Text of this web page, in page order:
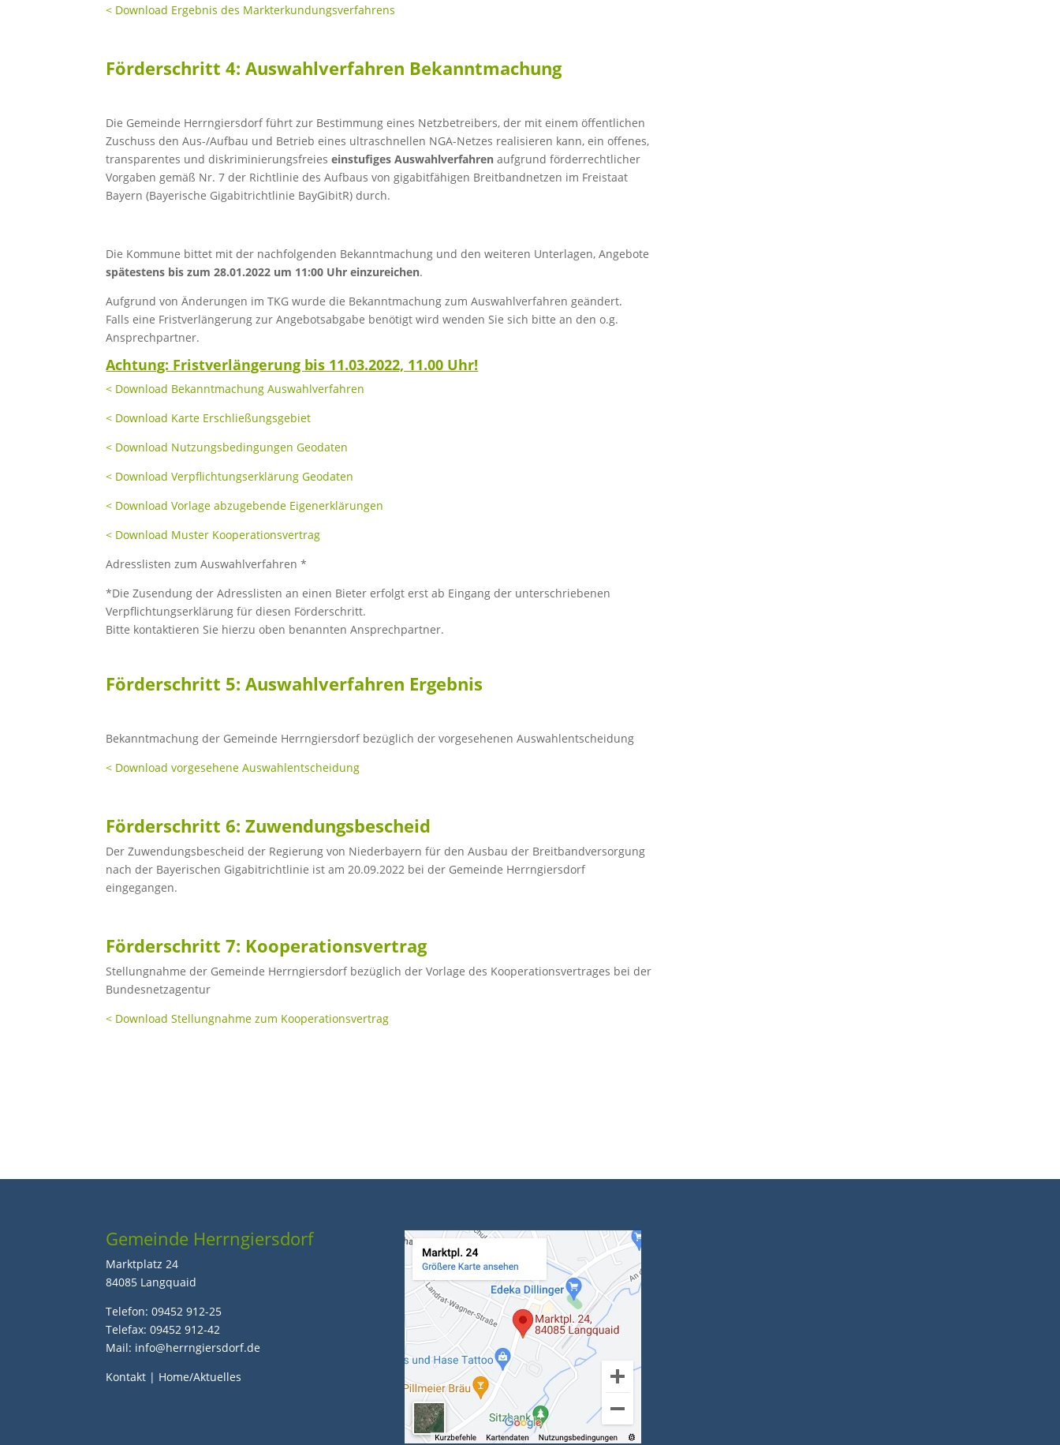
< Download Ergebnis des Markterkundungsverfahrens
Förderschritt 4: Auswahlverfahren Bekanntmachung
Die Gemeinde Herrngiersdorf führt zur Bestimmung eines Netzbetreibers, der mit einem öffentlichen
Zuschuss den Aus-/Aufbau und Betrieb eines ultraschnellen NGA-Netzes realisieren kann, ein offenes,
transparentes und diskriminierungsfreieseinstufiges Auswahlverfahren aufgrund förderrechtlicher
Vorgaben gemäß Nr. 7 der Richtlinie des Aufbaus von gigabitfähigen Breitbandnetzen im Freistaat
Bayern (Bayerische Gigabitrichtlinie BayGibitR) durch.
Die Kommune bittet mit der nachfolgenden Bekanntmachung und den weiteren Unterlagen, Angebote
spätestens bis zum 28.01.2022 um 11:00 Uhr einzureichen.
Aufgrund von Änderungen im TKG wurde die Bekanntmachung zum Auswahlverfahren geändert.
Falls eine Fristverlängerung zur Angebotsabgabe benötigt wird wenden Sie sich bitte an den o.g.
Ansprechpartner.
Achtung: Fristverlängerung bis 11.03.2022, 11.00 Uhr!
< Download Bekanntmachung Auswahlverfahren
< Download Karte Erschließungsgebiet
< Download Nutzungsbedingungen Geodaten
< Download Verpflichtungserklärung Geodaten
< Download Vorlage abzugebende Eigenerklärungen
< Download Muster Kooperationsvertrag
Adresslisten zum Auswahlverfahren *
*Die Zusendung der Adresslisten an einen Bieter erfolgt erst ab Eingang der unterschriebenen
Verpflichtungserklärung für diesen Förderschritt.
Bitte kontaktieren Sie hierzu oben benannten Ansprechpartner.
Förderschritt 5: Auswahlverfahren Ergebnis
Bekanntmachung der Gemeinde Herrngiersdorf bezüglich der vorgesehenen Auswahlentscheidung
< Download vorgesehene Auswahlentscheidung
Förderschritt 6: Zuwendungsbescheid
Der Zuwendungsbescheid der Regierung von Niederbayern für den Ausbau der Breitbandversorgung
nach der Bayerischen Gigabitrichtlinie ist am 20.09.2022 bei der Gemeinde Herrngiersdorf
eingegangen.
Förderschritt 7: Kooperationsvertrag
Stellungnahme der Gemeinde Herrngiersdorf bezüglich der Vorlage des Kooperationsvertrages bei der
Bundesnetzagentur
< Download Stellungnahme zum Kooperationsvertrag
Gemeinde Herrngiersdorf
Marktplatz 24
84085 Langquaid
Telefon: 09452 912-25
Telefax: 09452 912-42
Mail: info@herrngiersdorf.de
Kontakt | Home/Aktuelles